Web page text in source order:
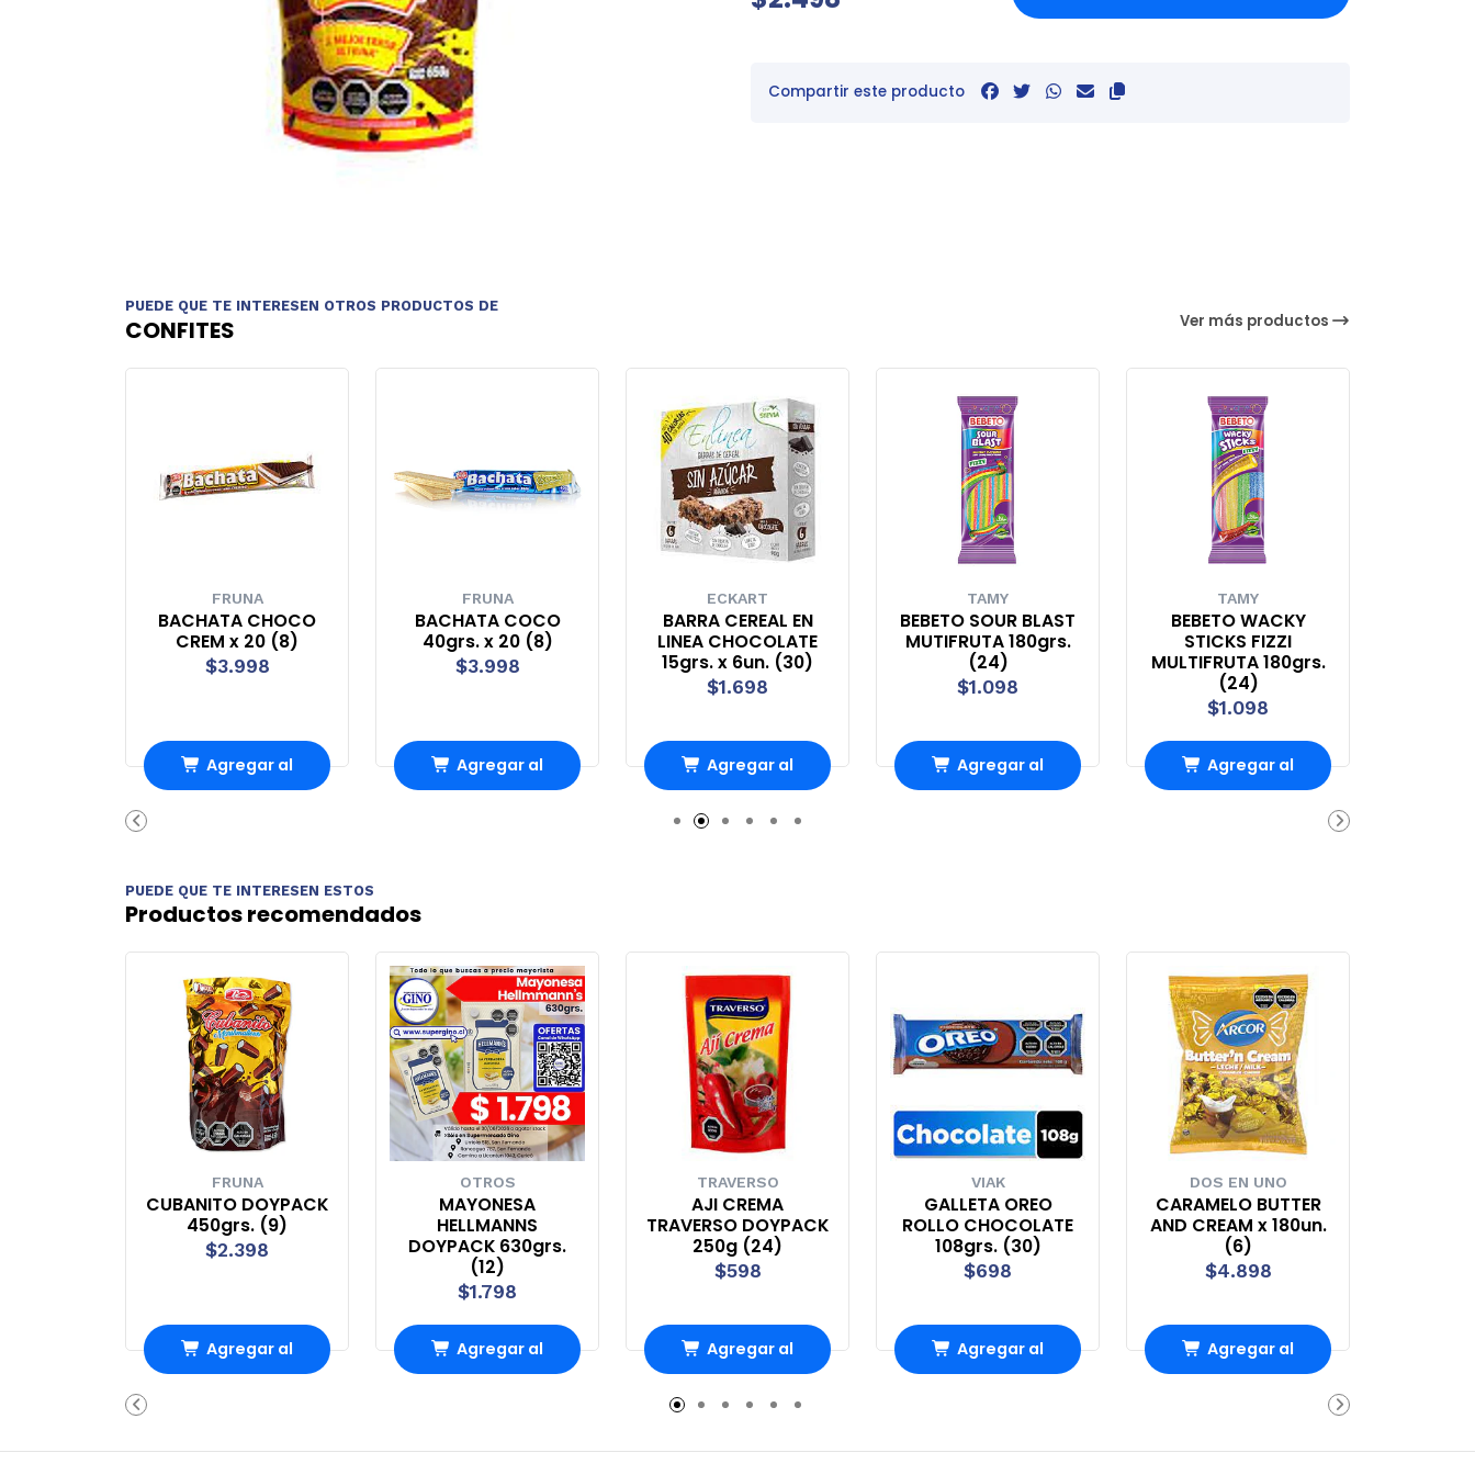
Compartir este producto
PUEDE QUE TE INTERESEN OTROS PRODUCTOS DE
CONFITES Ver más productos
FRUNA
BACHATA CHOCO
CREM x 20 (8)
$3.998
Agregar al
FRUNA
BACHATA COCO
40grs. x 20 (8)
$3.998
Agregar al
ECKART
BARRA CEREAL EN
LINEA CHOCOLATE
15grs. x 6un. (30)
$1.698
Agregar al
Carro
TAMY
BEBETO SOUR BLAST
MUTIFRUTA 180grs.
(24)
$1.098
Agregar al
TAMY
BEBETO WACKY
STICKS FIZZI
MULTIFRUTA 180grs.
(24)
$1.098
Agregar al
PUEDE QUE TE INTERESEN ESTOS
Productos recomendados
FRUNA
CUBANITO DOYPACK
450grs. (9)
$2.398
Agregar al
OTROS
MAYONESA
HELLMANNS
DOYPACK 630grs.
(12)
$1.798
Agregar al
TRAVERSO
AJI CREMA
TRAVERSO DOYPACK
250g (24)
$598
Agregar al
Carro
VIAK
GALLETA OREO
ROLLO CHOCOLATE
108grs. (30)
$698
Agregar al
DOS EN UNO
CARAMELO BUTTER
AND CREAM x 180un.
(6)
$4.898
Agregar al